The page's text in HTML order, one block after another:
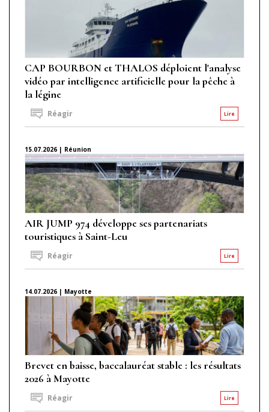
CAP BOURBON et THALOS déploient l'analyse
vidéo par intelligence artificielle pour la pêche à
la légine
Lire
Réagir
15.07.2026 | Réunion
AIR JUMP 974 développe ses partenariats
touristiques à Saint-Leu
Lire
Réagir
14.07.2026 | Mayotte
Brevet en baisse, baccalauréat stable : les résultats
2026 à Mayotte
Lire
Réagir